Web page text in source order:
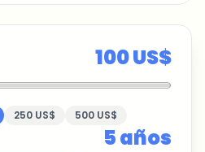
100 US$
250 US$ 500 US$
5años